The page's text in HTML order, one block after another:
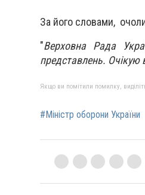
За його словами,
"Верховна Рада
представлень. Очікую
Якщо ви помітили помилку,
#Міністр оборони України